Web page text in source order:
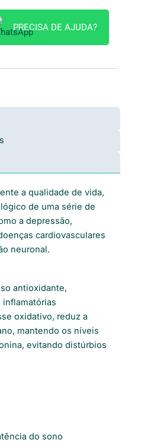
Atual
É:
R$ 89,90.
PRECISA DE AJUDA?
a qualidade de vida,
de uma série de
a depressão,
cardiovasculares
neuronal.
antioxidante,
inflamatórias
oxidativo, reduz a
mantendo os níveis
evitando distúrbios
do sono